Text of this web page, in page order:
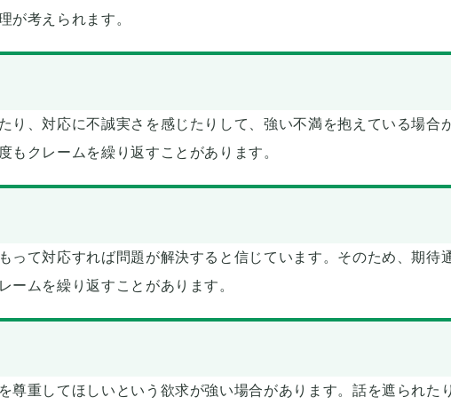
が考えられます。
り、対応に不誠実さを感じたりして、強い不満を抱えている場合
もクレームを繰り返すことがあります。
って対応すれば問題が解決すると信じています。そのため、期待
ームを繰り返すことがあります。
尊重してほしいという欲求が強い場合があります。話を遮られた